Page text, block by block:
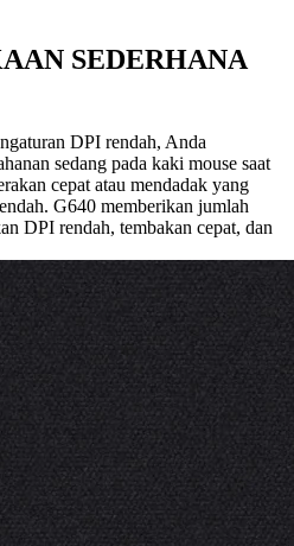
SEDERHANA
DPI rendah, Anda
sedang pada kaki mouse saat
cepat atau mendadak yang
G640 memberikan jumlah
DPI rendah, tembakan cepat, dan